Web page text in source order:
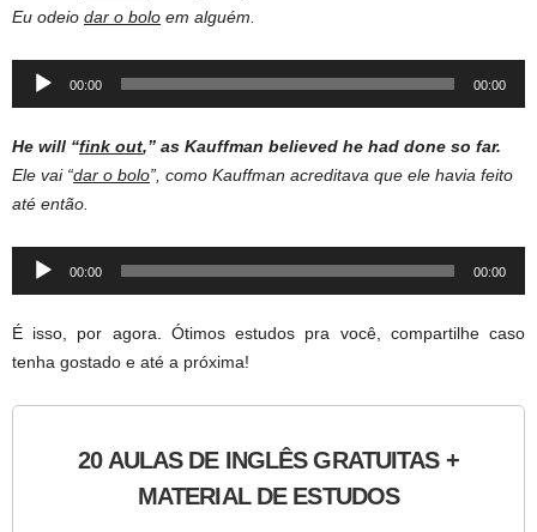
Eu odeio dar o bolo em alguém.
Audio
00:00 00:00
He will “fink out,” as Kauffman believed he had done so far.
Ele vai “dar o bolo”, como Kauffman acreditava que ele havia feito
até então.
Audio
00:00 00:00
É isso, por agora. Ótimos estudos pra você, compartilhe caso
tenha gostado e até a próxima!
20 AULAS DE INGLÊS GRATUITAS +
MATERIAL DE ESTUDOS